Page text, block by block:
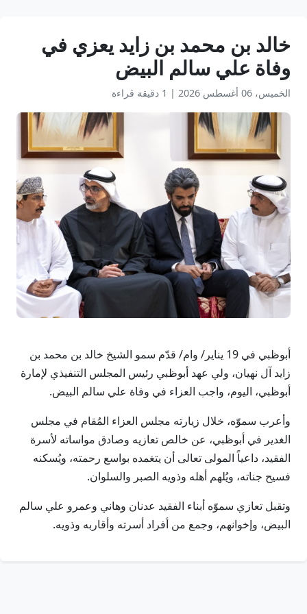
خالد بن محمد بن زايد يعزي في
وفاة علي سالم البيض
الخميس، 06 أغسطس 2026 | 1 دقيقة قراءة
أبوظبي في 19 يناير/ وام/ قدّم سمو الشيخ خالد بن محمد بن
زايد آل نهيان، ولي عهد أبوظبي رئيس المجلس التنفيذي لإمارة
أبوظبي، اليوم، واجب العزاء في وفاة علي سالم البيض.
وأعرب سموّه، خلال زيارته مجلس العزاء المُقام في مجلس
الغدير في أبوظبي، عن خالص تعازيه وصادق مواساته لأسرة
الفقيد، داعياً المولى تعالى أن يتغمده بواسع رحمته، ويُسكنه
فسيح جناته، ويُلهم أهله وذويه الصبر والسلوان.
وتقبل تعازي سموّه أبناء الفقيد عدنان وهاني وعمرو علي سالم
البيض، وإخوانهم، وجمع من أفراد أسرته وأقاربه وذويه.